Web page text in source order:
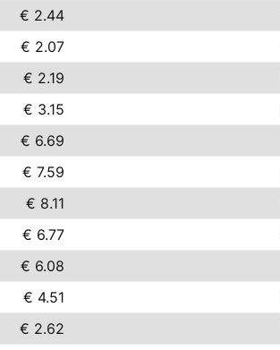
€ 2.44
€ 2.07
€ 2.19
€ 3.15
€ 6.69
€ 7.59
€ 8.11
€ 6.77
€ 6.08
€ 4.51
€ 2.62